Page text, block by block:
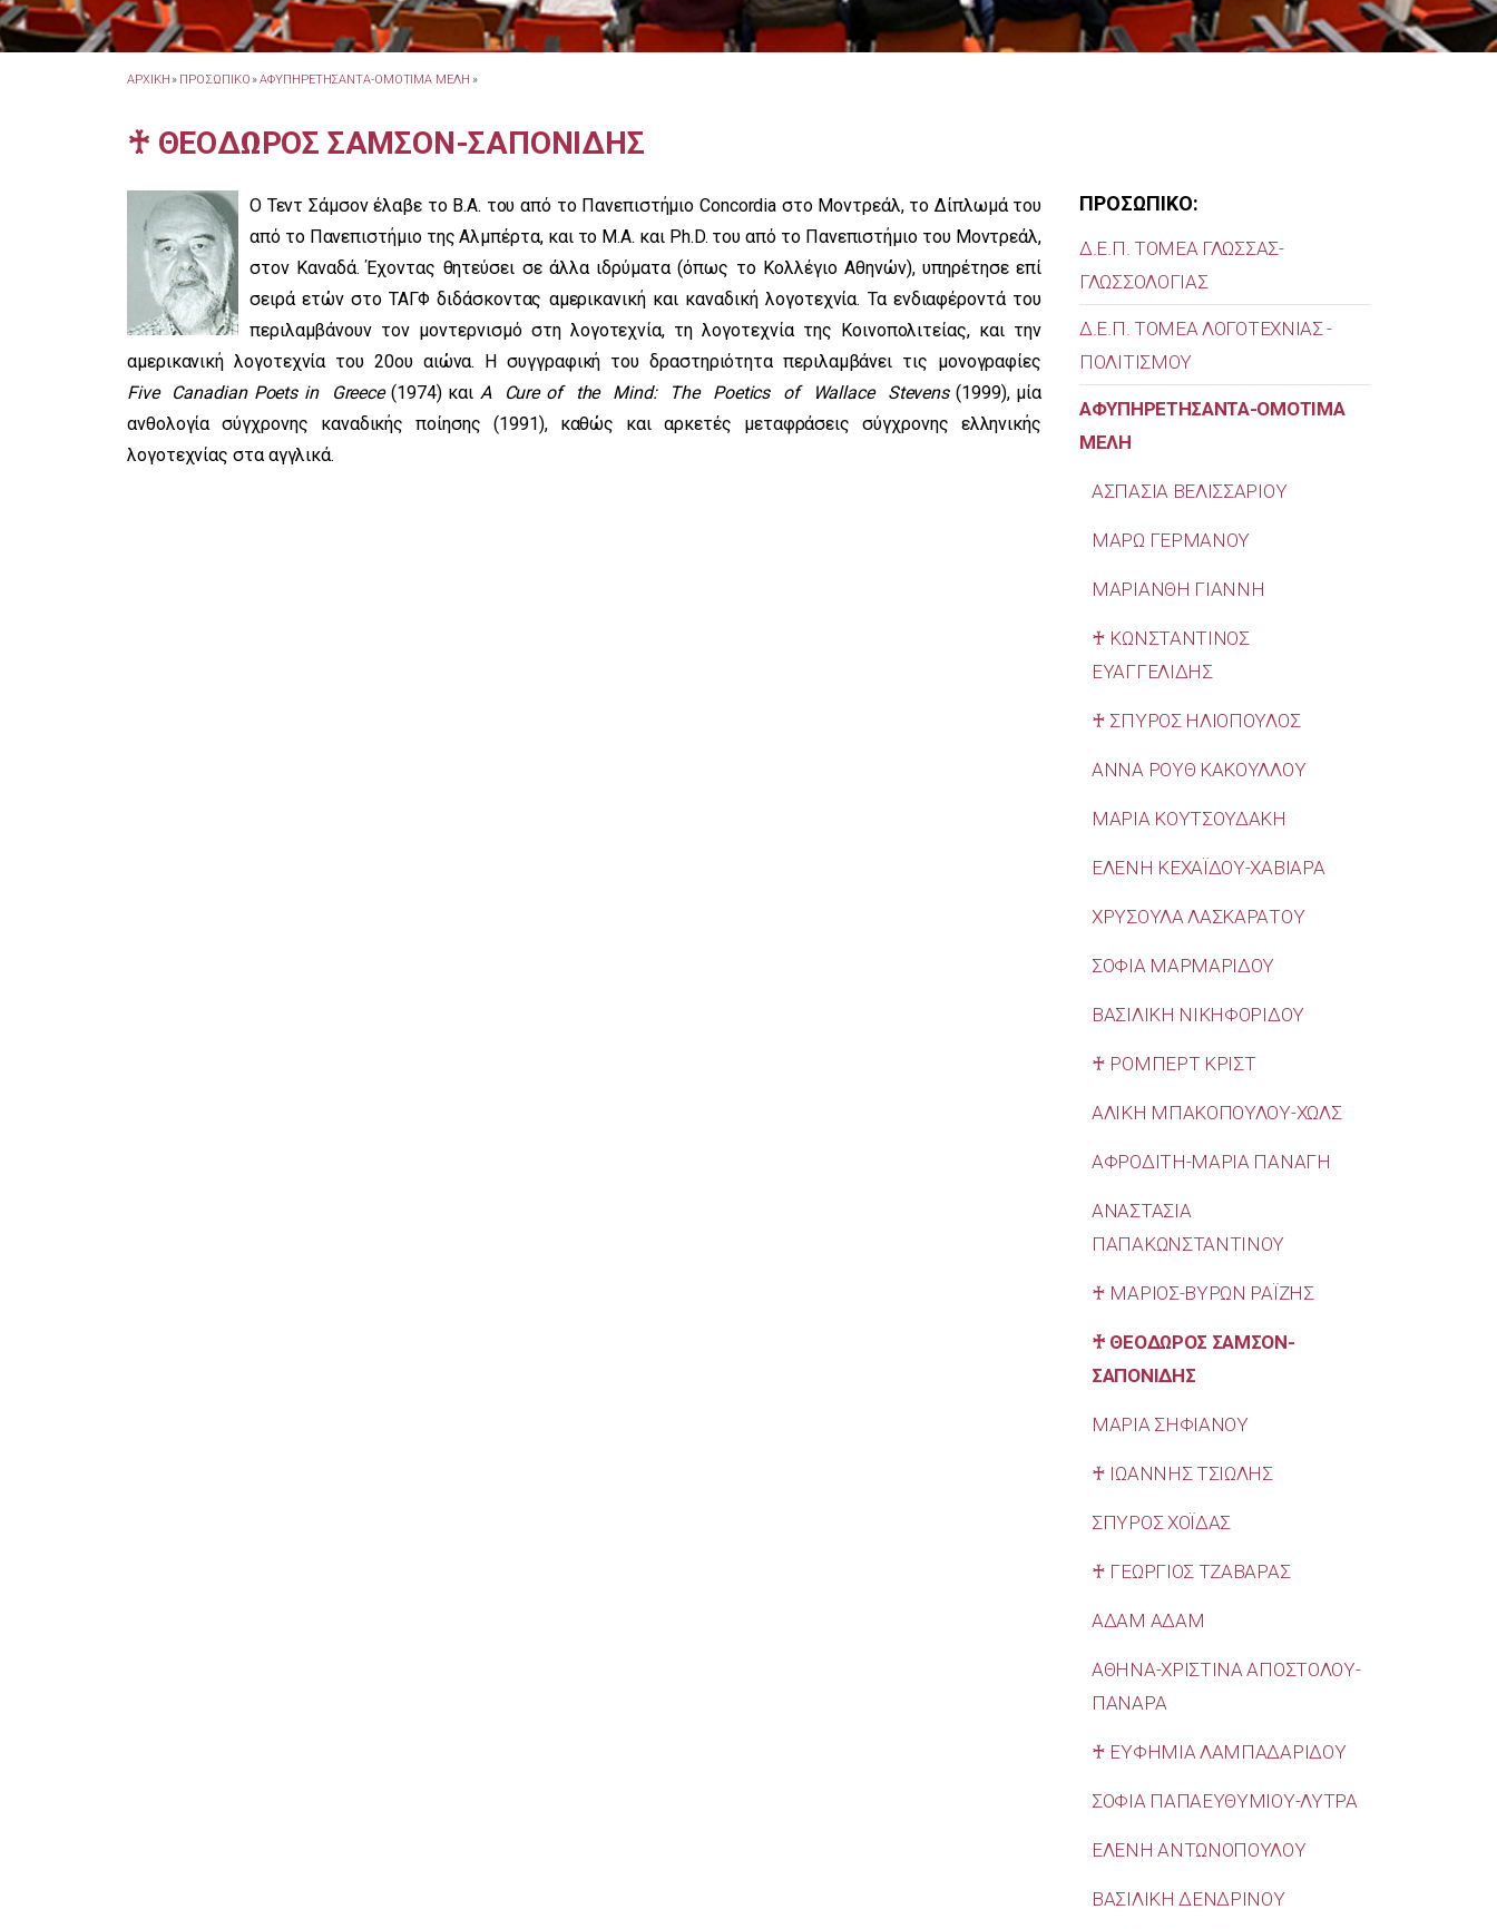
ΑΡΧΙΚΗ » ΠΡΟΣΩΠΙΚΟ »ΑΦΥΠΗΡΕΤΗΣΑΝΤΑ-ΟΜΟΤΙΜΑ ΜΕΛΗ »
♰ ΘΕΟΔΩΡΟΣ ΣΑΜΣΟΝ-ΣΑΠΟΝΙΔΗΣ
Ο Τεντ Σάμσον έλαβε το Β.Α. του από το Πανεπιστήμιο Concordia στο Μοντρεάλ, το Δίπλωμά του
από το Πανεπιστήμιο της Αλμπέρτα, και το Μ.Α. και Ph.D. του από το Πανεπιστήμιο του Μοντρεάλ,
στον Καναδά. Έχοντας θητεύσει σε άλλα ιδρύματα (όπως το Κολλέγιο Αθηνών), υπηρέτησε επί
σειρά ετών στο ΤΑΓΦ διδάσκοντας αμερικανική και καναδική λογοτεχνία. Τα ενδιαφέροντά του
περιλαμβάνουν τον μοντερνισμό στη λογοτεχνία, τη λογοτεχνία της Κοινοπολιτείας, και την
αμερικανική λογοτεχνία του 20ου αιώνα. Η συγγραφική του δραστηριότητα περιλαμβάνει τις μονογραφίες
Five
Canadian Poets in Greece(1974) και A Cure of the Mind: The Poetics of Wallace Stevens(1999), μία
ανθολογία σύγχρονης καναδικής ποίησης (1991), καθώς και αρκετές μεταφράσεις σύγχρονης ελληνικής
λογοτεχνίας στα αγγλικά.
ΠΡΟΣΩΠΙΚΟ:
Δ.Ε.Π. ΤΟΜΕΑ ΓΛΩΣΣΑΣ-
ΓΛΩΣΣΟΛΟΓΙΑΣ
Δ.Ε.Π. ΤΟΜΕΑ ΛΟΓΟΤΕΧΝΙΑΣ -
ΠΟΛΙΤΙΣΜΟΥ
ΑΦΥΠΗΡΕΤΗΣΑΝΤΑ-ΟΜΟΤΙΜΑ
ΜΕΛΗ
ΑΣΠΑΣΙΑ ΒΕΛΙΣΣΑΡΙΟΥ
ΜΑΡΩ ΓΕΡΜΑΝΟΥ
ΜΑΡΙΑΝΘΗ ΓΙΑΝΝΗ
♰ ΚΩΝΣΤΑΝΤΙΝΟΣ
ΕΥΑΓΓΕΛΙΔΗΣ
♰ ΣΠΥΡΟΣ ΗΛΙΟΠΟΥΛΟΣ
ΑΝΝΑ ΡΟΥΘ ΚΑΚΟΥΛΛΟΥ
ΜΑΡΙΑ ΚΟΥΤΣΟΥΔΑΚΗ
ΕΛΕΝΗ ΚΕΧΑΪΔΟΥ-ΧΑΒΙΑΡΑ
ΧΡΥΣΟΥΛΑ ΛΑΣΚΑΡΑΤΟΥ
ΣΟΦΙΑ ΜΑΡΜΑΡΙΔΟΥ
ΒΑΣΙΛΙΚΗ ΝΙΚΗΦΟΡΙΔΟΥ
♰ ΡΟΜΠΕΡΤ ΚΡΙΣΤ
ΑΛΙΚΗ ΜΠΑΚΟΠΟΥΛΟΥ-ΧΩΛΣ
ΑΦΡΟΔΙΤΗ-ΜΑΡΙΑ ΠΑΝΑΓΗ
ΑΝΑΣΤΑΣΙΑ
ΠΑΠΑΚΩΝΣΤΑΝΤΙΝΟΥ
♰ ΜΑΡΙΟΣ-ΒΥΡΩΝ ΡΑΪΖΗΣ
♰ ΘΕΟΔΩΡΟΣ ΣΑΜΣΟΝ-
ΣΑΠΟΝΙΔΗΣ
ΜΑΡΙΑ ΣΗΦΙΑΝΟΥ
♰ ΙΩΑΝΝΗΣ ΤΣΙΩΛΗΣ
ΣΠΥΡΟΣ ΧΟΪΔΑΣ
♰ ΓΕΩΡΓΙΟΣ ΤΖΑΒΑΡΑΣ
ΑΔΑΜ ΑΔΑΜ
ΑΘΗΝΑ-ΧΡΙΣΤΙΝΑ ΑΠΟΣΤΟΛΟΥ-
ΠΑΝΑΡΑ
♰ ΕΥΦΗΜΙΑ ΛΑΜΠΑΔΑΡΙΔΟΥ
ΣΟΦΙΑ ΠΑΠΑΕΥΘΥΜΙΟΥ-ΛΥΤΡΑ
ΕΛΕΝΗ ΑΝΤΩΝΟΠΟΥΛΟΥ
ΒΑΣΙΛΙΚΗ ΔΕΝΔΡΙΝΟΥ